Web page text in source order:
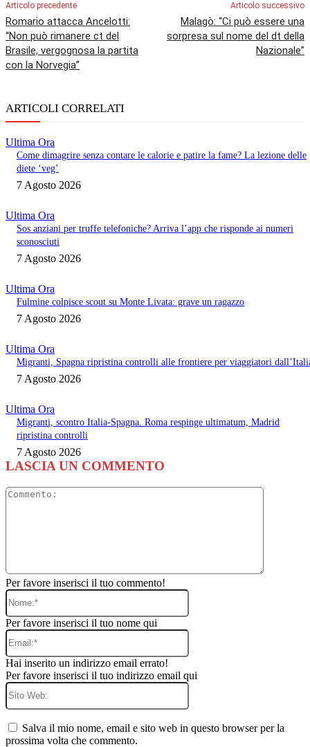
Articolo precedente
Romario attacca Ancelotti:
“Non può rimanere ct del
Brasile, vergognosa la partita
con la Norvegia”
Articolo successivo
Malagò: “Ci può essere una
sorpresa sul nome del dt della
Nazionale”
ARTICOLI CORRELATI
Ultima Ora
Come dimagrire senza contare le calorie e patire la fame? La lezione delle
diete ‘veg’
7 Agosto 2026
Ultima Ora
Sos anziani per truffe telefoniche? Arriva l’app che risponde ai numeri
sconosciuti
7 Agosto 2026
Ultima Ora
Fulmine colpisce scout su Monte Livata: grave un ragazzo
7 Agosto 2026
Ultima Ora
Migranti, Spagna ripristina controlli alle frontiere per viaggiatori
7 Agosto 2026
Ultima Ora
Migranti, scontro Italia-Spagna. Roma respinge ultimatum, Madrid
ripristina controlli
7 Agosto 2026
LASCIA UN COMMENTO
Per favore inserisci il tuo commento!
Nome:*
Per favore inserisci il tuo nome qui
Email:*
Hai inserito un indirizzo email errato!
Per favore inserisci il tuo indirizzo email qui
Sito
Salva il mio nome, email e sito web in questo browser per la
prossima volta che commento.